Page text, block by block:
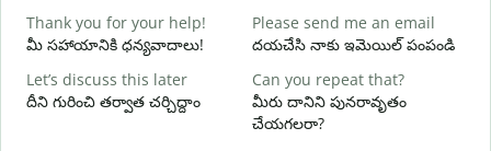
Thank you for your help!
మీ సహాయానికి ధన్యవాదాలు!
Please send me an email
దయచేసి నాకు ఇమెయిల్ పంపండి
Let’s discuss this later
దీని గురించి తర్వాత చర్చిద్దాం
Can you repeat that?
మీరు దానిని పునరావృతం
చేయగలరా?